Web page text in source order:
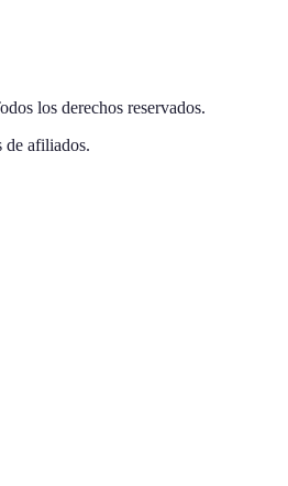
los derechos reservados.
de afiliados.